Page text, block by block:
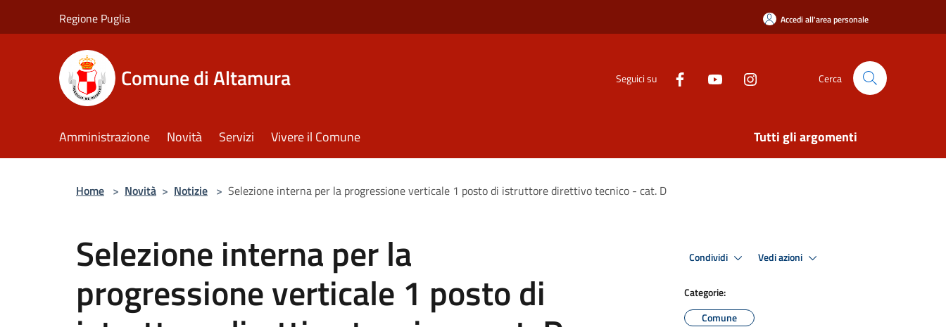
Regione Puglia Accedi all'area personale
Comune di Altamura Seguici su Cerca
Amministrazione Novità Servizi Vivere il Comune Tutti gli argomenti
Home > Novità > Notizie > Selezione interna per la progressione verticale 1 posto di istruttore direttivo tecnico - cat. D
Selezione interna per la
progressione verticale 1 posto di
Condividi Vedi azioni
Categorie:
Comune